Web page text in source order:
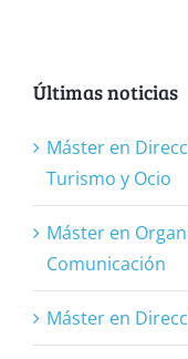
Últimas noticias
Máster en
Turismo y Ocio
Máster en
Comunicación
Máster en